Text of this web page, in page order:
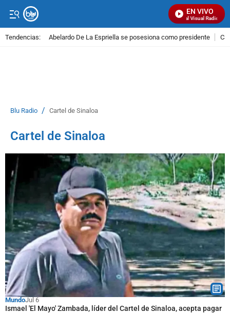
EN VIVO
Señal Visual Radio
Tendencias: Abelardo De La Espriella se posesiona como presidente
Blu Radio / Cartel de Sinaloa
Cartel de Sinaloa
MundoJul 6
Ismael 'El Mayo' Zambada, líder del Cartel de Sinaloa, acepta pagar